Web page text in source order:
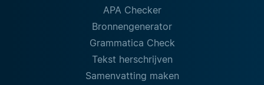
APA Checker
Bronnengenerator
Grammatica Check
Tekst herschrijven
Samenvatting maken